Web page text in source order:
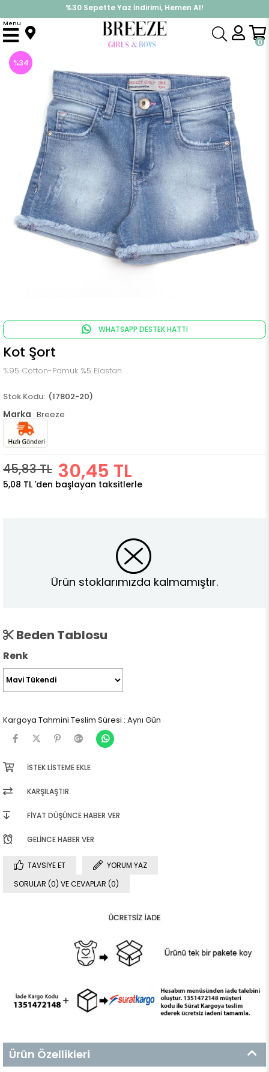
%30 Sepette Yaz İndirimi, Hemen Al!
İndirimlere ek %10 İndirimi Kap, Hemen Üye Ol!
0
Menu
Anasayfa Alt Giyim Kapri & Şort
%34
WHATSAPP DESTEK HATTI
Kot Şort
%95 Cotton-Pamuk %5 Elastan
(17802-20)
Marka : Breeze
45,83 TL 30,45 TL
5,08 TL 'den başlayan taksitlerle
Ürün stoklarımızda kalmamıştır.
Beden Tablosu
Renk
Kargoya Tahmini Teslim Süresi : Aynı Gün
İSTEK LISTEME EKLE
KARŞILAŞTIR
FIYAT DÜŞÜNCE HABER VER
GELINCE HABER VER
TAVSIYE ET
YORUM YAZ
SORULAR (0) VE CEVAPLAR (0)
Ürün Özellikleri